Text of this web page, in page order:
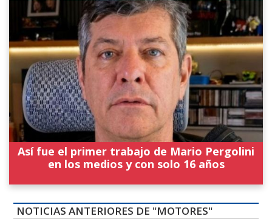
Así fue el primer trabajo de Mario Pergolini
en los medios y con solo 16 años
NOTICIAS ANTERIORES DE "MOTORES"